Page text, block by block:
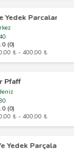
Yedek Parcalar
(0)
₺ - 400,00 ₺
Pfaff
(0)
₺ - 400,00 ₺
İth. Tic. Ltd. Şti.